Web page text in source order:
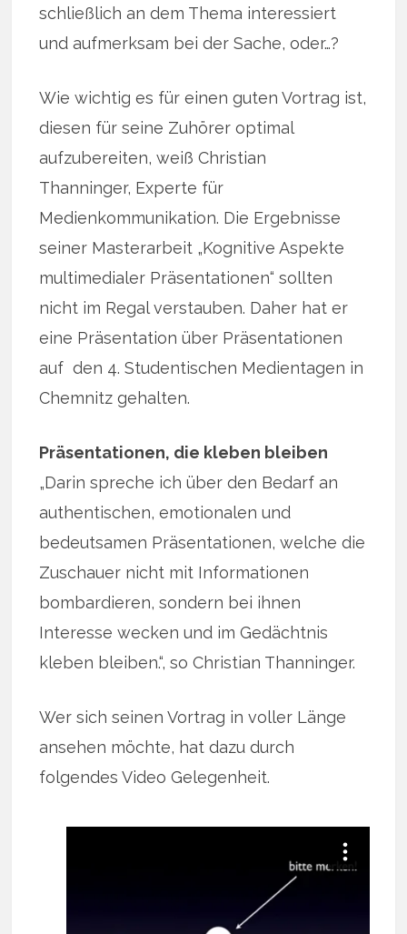
schließlich an dem Thema interessiert
und aufmerksam bei der Sache, oder…?
Wie wichtig es für einen guten Vortrag ist,
diesen für seine Zuhörer optimal
aufzubereiten, weiß Christian
Thanninger, Experte für
Medienkommunikation. Die Ergebnisse
seiner Masterarbeit „Kognitive Aspekte
multimedialer Präsentationen“ sollten
nicht im Regal verstauben. Daher hat er
eine Präsentation über Präsentationen
auf den 4. Studentischen Medientagen in
Chemnitz gehalten.
Präsentationen, die kleben bleiben
„Darin spreche ich über den Bedarf an
authentischen, emotionalen und
bedeutsamen Präsentationen, welche die
Zuschauer nicht mit Informationen
bombardieren, sondern bei ihnen
Interesse wecken und im Gedächtnis
kleben bleiben.“, so Christian Thanninger.
Wer sich seinen Vortrag in voller Länge
ansehen möchte, hat dazu durch
folgendes Video Gelegenheit.